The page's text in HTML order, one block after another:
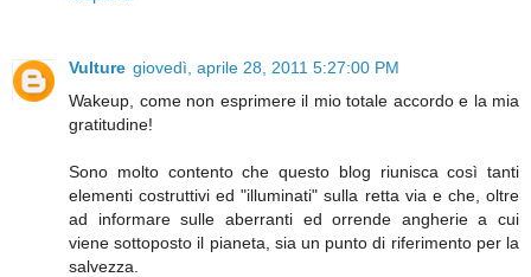
Vulture giovedì, aprile 28, 2011 5:27:00 PM
Wakeup, come non esprimere il mio totale accordo e la mia
gratitudine!
Sono molto contento che questo blog riunisca così tanti
elementi costruttivi ed "illuminati" sulla retta via e che, oltre
ad informare sulle aberranti ed orrende angherie a cui
viene sottoposto il pianeta, sia un punto di riferimento per la
salvezza.